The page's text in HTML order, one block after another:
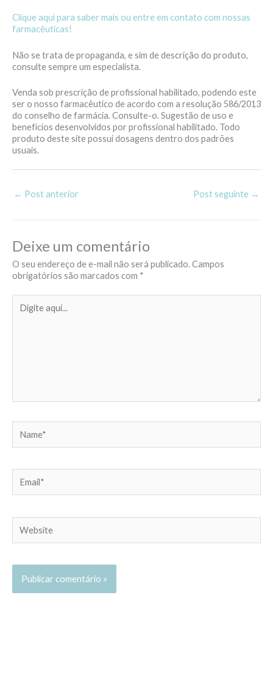
Clique aqui para saber mais ou entre em contato com nossas
farmacêuticas!
Não se trata de propaganda, e sim de descrição do produto,
consulte sempre um especialista.
Venda sob prescrição de profissional habilitado, podendo este
ser o nosso farmacêutico de acordo com a resolução 586/2013
do conselho de farmácia. Consulte-o. Sugestão de uso e
benefícios desenvolvidos por profissional habilitado. Todo
produto deste site possui dosagens dentro dos padrões
usuais.
← Post anterior Post seguinte →
Deixe um comentário
O seu endereço de e-mail não será publicado.Campos
obrigatórios são marcados com *
aqui...